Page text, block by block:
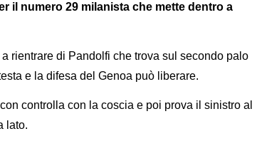
il numero 29 milanista che mette dentro a
rientrare di Pandolfi che trova sul secondo palo
e la difesa del Genoa può liberare.
controlla con la coscia e poi prova il sinistro al
lato.